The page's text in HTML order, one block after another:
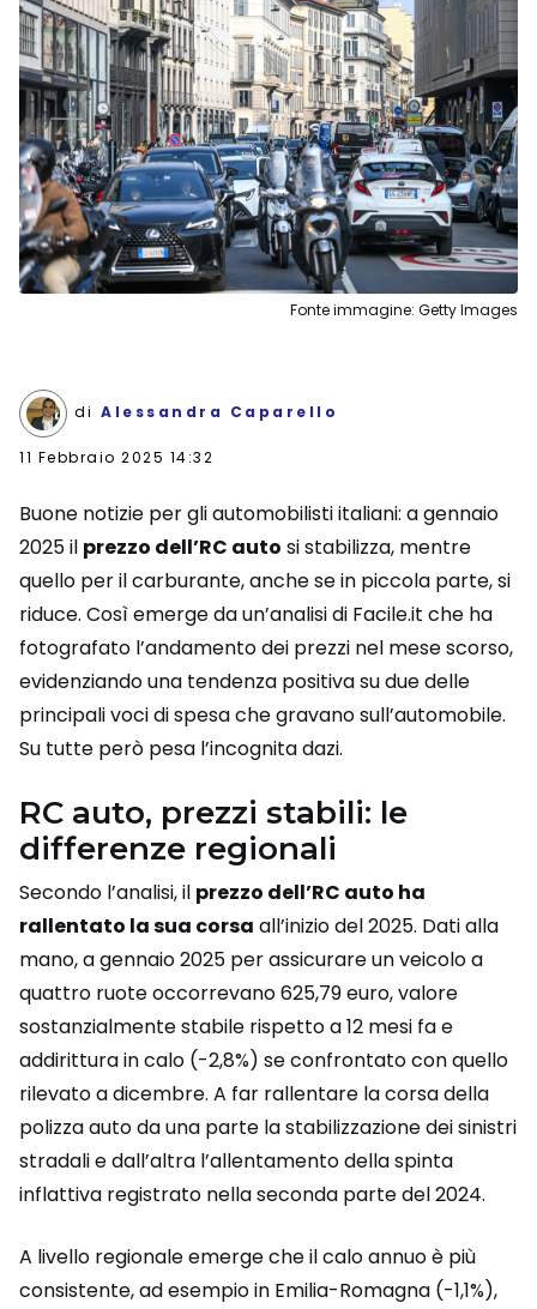
Fonte immagine: Getty Images
di Alessandra Caparello
11 Febbraio 2025 14:32
Buone notizie per gli automobilisti italiani: a gennaio
2025 il prezzo dell’RC auto si stabilizza, mentre
quello per il carburante, anche se in piccola parte, si
riduce. Così emerge da un’analisi di Facile.it che ha
fotografato l’andamento dei prezzi nel mese scorso,
evidenziando una tendenza positiva su due delle
principali voci di spesa che gravano sull’automobile.
Su tutte però pesa l’incognita dazi.
RC auto, prezzi stabili: le
differenze regionali
Secondo l’analisi, il prezzo dell’RC auto ha
rallentato la sua corsa all’inizio del 2025. Dati alla
mano, a gennaio 2025 per assicurare un veicolo a
quattro ruote occorrevano 625,79 euro, valore
sostanzialmente stabile rispetto a 12 mesi fa e
addirittura in calo (-2,8%) se confrontato con quello
rilevato a dicembre. A far rallentare la corsa della
polizza auto da una parte la stabilizzazione dei sinistri
stradali e dall’altra l’allentamento della spinta
inflattiva registrato nella seconda parte del 2024.
A livello regionale emerge che il calo annuo è più
consistente, ad esempio in Emilia-Romagna (-1,1%),